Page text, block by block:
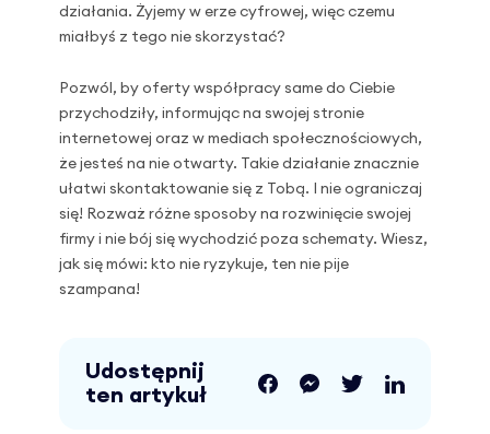
działania. Żyjemy w erze cyfrowej, więc czemu
miałbyś z tego nie skorzystać?
Pozwól, by oferty współpracy same do Ciebie
przychodziły, informując na swojej stronie
internetowej oraz w mediach społecznościowych,
że jesteś na nie otwarty. Takie działanie znacznie
ułatwi skontaktowanie się z Tobą. I nie ograniczaj
się! Rozważ różne sposoby na rozwinięcie swojej
firmy i nie bój się wychodzić poza schematy. Wiesz,
jak się mówi: kto nie ryzykuje, ten nie pije
szampana!
Udostępnij
ten artykuł